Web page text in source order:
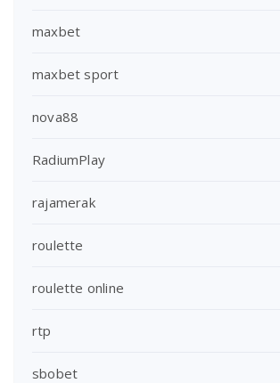
maxbet
maxbet sport
nova88
RadiumPlay
rajamerak
roulette
roulette online
rtp
sbobet